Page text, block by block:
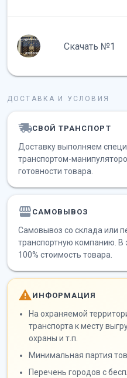
Скачать №1
ДОСТАВКА И УСЛОВИЯ
СВОЙ ТРАНСПОРТ
Доставку выполняем
транспортом-
готовности товара.
САМОВЫВОЗ
Самовывоз со склада или
транспортную компанию. В
100% стоимость товара.
ИНФОРМАЦИЯ
На охраняемой
транспорта к месту
охраны и т.п.
Минимальная партия
Перечень городов с